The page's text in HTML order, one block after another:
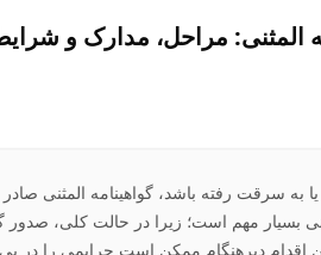
المثنی: مراحل، مدارک و
به سرقت رفته باشد، گواهینامه المثنی
بسیار مهم است؛ زیرا در حالت کلی، صدور
اقدام دیرهنگام ممکن است جرایمی را در